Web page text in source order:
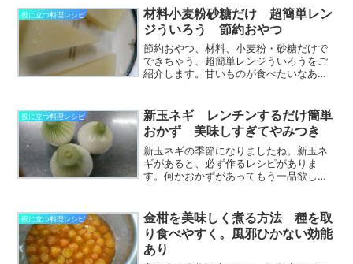
す。 まずは、一押しの鬼まんじゅうの
作り方をお教えします。おにまんじ...
役に立つ料理レシピ
材料小麦粉砂糖だけ 超簡単レン
ジういろう 節約おやつ
節約おやつ、材料、小麦粉・砂糖だけで
できちゃう、超簡単レンジういろうをご
紹介します。甘いものが食べたいなあ。
るおやつ。知っておくと、大変便利で
す。 まず、それには、牛...
役に立つ料理レシピ
新玉ネギ レンチンするだけ簡単
おかず 美味しすぎてやみつき
新玉ネギの季節になりましたね。新玉ネ
ギがあると、必ず作るレシピがありま
す。何かおかずがあってもう一品欲しい
ギがとろとろになって、やみつきになる
ほどおいしいです。簡単にで...
役に立つ料理レシピ
金柑を美味しく煮る方法 種を取
り食べやすく。風邪ひかない効能
あり